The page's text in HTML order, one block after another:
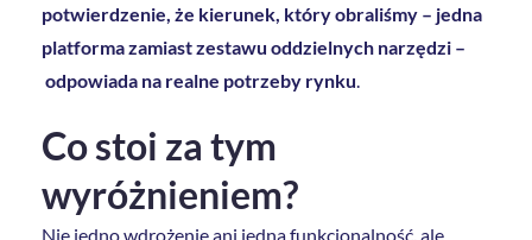
potwierdzenie, że kierunek, który obraliśmy – jedna
platforma zamiast zestawu oddzielnych narzędzi –
odpowiada na realne potrzeby rynku
Co stoi za tym
wyróżnieniem?
Nie jedno wdrożenie ani jedna funkcjonalność, ale